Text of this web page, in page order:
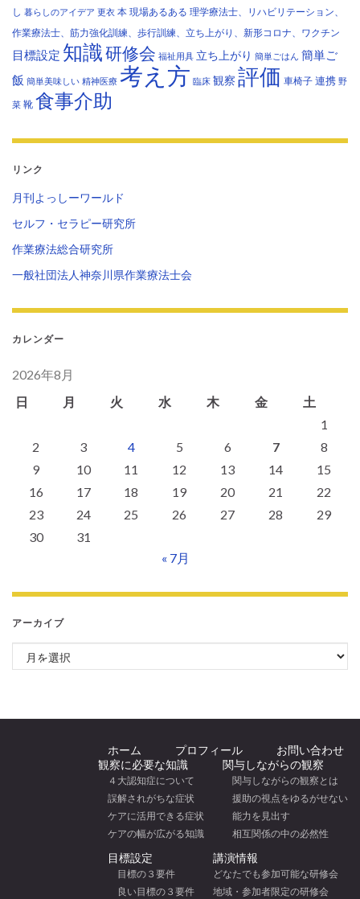
し 暮らしのアイデア 更衣 本 現場あるある 理学療法士、リハビリテーション、
作業療法士、筋力強化訓練、歩行訓練、立ち上がり、新形コロナ、ワクチン
目標設定 知識研修会 福祉用具 立ち上がり 簡単ごはん 簡単ご
飯 簡単美味しい 精神医療 考え方 臨床 観察 評価 車椅子 連携 野
菜 靴 食事介助
リンク
月刊よっしーワールド
セルフ・セラピー研究所
作業療法総合研究所
一般社団法人神奈川県作業療法士会
カレンダー
2026年8月
日
月 火 水 木 金
土
1
2
3 4 5 6 7
8
9
10 11 12 13 14
15
16
17 18 19 20 21
22
23
24 25 26 27 28
29
30
31
« 7月
アーカイブ
アーカイブ
ホーム プロフィール
お問い合わせ
観察に必要な知識
４大認知症について
誤解されがちな症状
ケアに活用できる症状
ケアの幅が広がる知識
関与しながらの観察
関与しながらの観察とは
援助の視点をゆるがせない
能力を見出す
相互関係の中の必然性
目標設定
目標の３要件
良い目標の３要件
講演情報
どなたでも参加可能な研修会
地域・参加者限定の研修会